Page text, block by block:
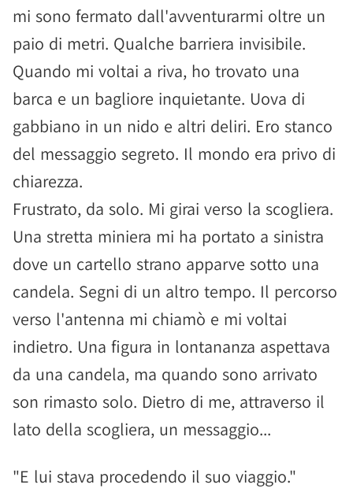
mi sono fermato dall'avventurarmi oltre un
paio di metri. Qualche barriera invisibile.
Quando mi voltai a riva, ho trovato una
barca e un bagliore inquietante. Uova di
gabbiano in un nido e altri deliri. Ero stanco
del messaggio segreto. Il mondo era privo di
chiarezza.
Frustrato, da solo. Mi girai verso la scogliera.
Una stretta miniera mi ha portato a sinistra
dove un cartello strano apparve sotto una
candela. Segni di un altro tempo. Il percorso
verso l'antenna mi chiamò e mi voltai
indietro. Una figura in lontananza aspettava
da una candela, ma quando sono arrivato
son rimasto solo. Dietro di me, attraverso il
lato della scogliera, un messaggio...
"E lui stava procedendo il suo viaggio."